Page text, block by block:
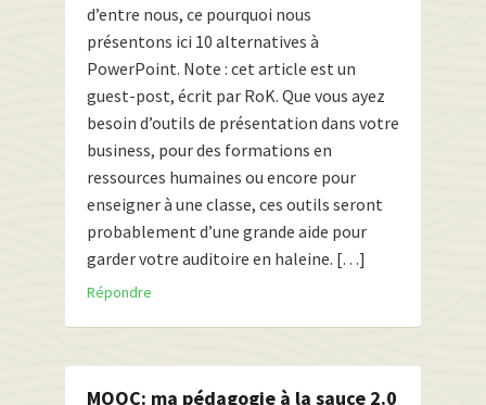
d’entre nous, ce pourquoi nous
présentons ici 10 alternatives à
PowerPoint. Note : cet article est un
guest-post, écrit par RoK. Que vous ayez
besoin d’outils de présentation dans votre
business, pour des formations en
ressources humaines ou encore pour
enseigner à une classe, ces outils seront
probablement d’une grande aide pour
garder votre auditoire en haleine. […]
Répondre
MOOC: ma pédagogie à la sauce 2.0